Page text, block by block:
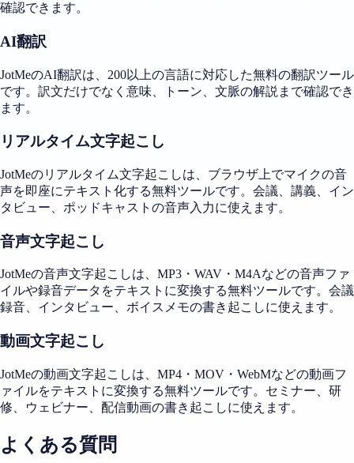
確認できます。
AI翻訳
JotMeのAI翻訳は、200以上の言語に対応した無料の翻訳ツール
です。訳文だけでなく意味、トーン、文脈の解説まで確認でき
ます。
リアルタイム文字起こし
JotMeのリアルタイム文字起こしは、ブラウザ上でマイクの音
声を即座にテキスト化する無料ツールです。会議、講義、イン
タビュー、ポッドキャストの音声入力に使えます。
音声文字起こし
JotMeの音声文字起こしは、MP3・WAV・M4Aなどの音声ファ
イルや録音データをテキストに変換する無料ツールです。会議
録音、インタビュー、ボイスメモの書き起こしに使えます。
動画文字起こし
JotMeの動画文字起こしは、MP4・MOV・WebMなどの動画フ
ァイルをテキストに変換する無料ツールです。セミナー、研
修、ウェビナー、配信動画の書き起こしに使えます。
よくある質問